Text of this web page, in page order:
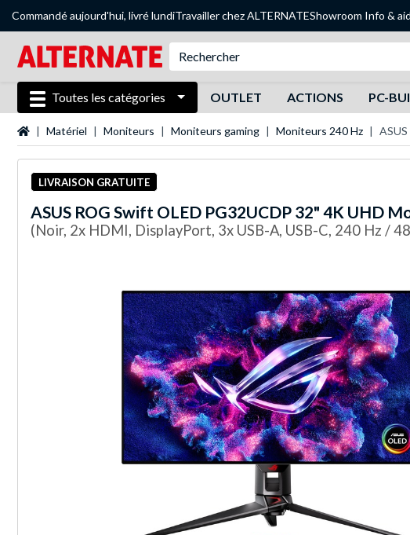
Commandé aujourd'hui, livré lundiTravailler chez ALTERNATEShowroom Info &
Toutes les catégories OUTLET ACTIONS PC-
Page d'accueil
Matériel Moniteurs Moniteurs gaming Moniteurs 240 Hz
LIVRAISON GRATUITE
ASUS ROG Swift OLED PG32UCDP 32" 4K UHD
(Noir, 2x HDMI, DisplayPort, 3x USB-A, USB-C, 240 Hz /